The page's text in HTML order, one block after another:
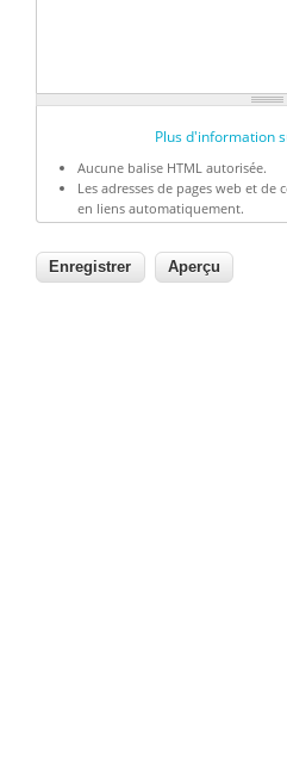
Plus d'information
Aucune balise HTML autorisée.
Les adresses de pages web et
en liens automatiquement.